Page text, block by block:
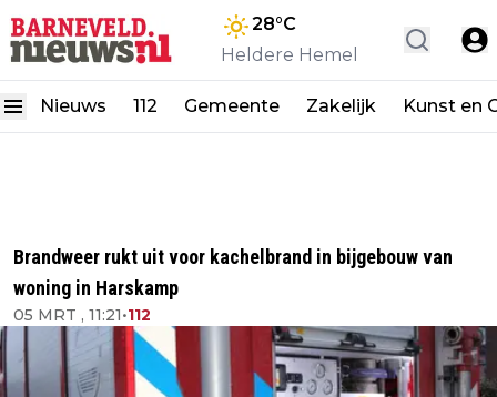
28°C
Heldere Hemel
Nieuws 112 Gemeente Zakelijk Kunst en
Brandweer rukt uit voor kachelbrand in bijgebouw van
woning in Harskamp
05 MRT , 11:21•112